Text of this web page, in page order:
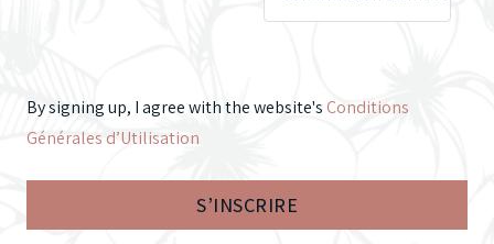
By signing up, I agree with the website's Conditions
Générales d’Utilisation
S’INSCRIRE